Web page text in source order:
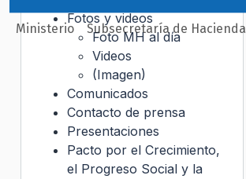
Ministerio Subsecretaría de Hacienda
Fotos y videos
Foto MH al día
Videos
(Imagen)
Comunicados
Contacto de prensa
Presentaciones
Pacto por el Crecimiento,
el Progreso Social y la